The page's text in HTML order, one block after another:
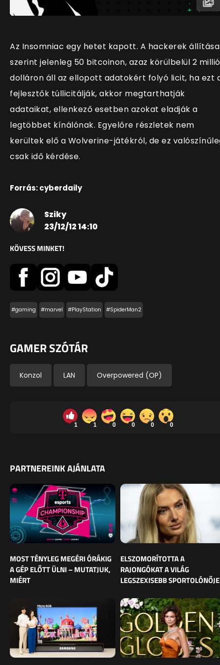
Az Insomniac egy hetet kapott. A hackerek állítása
szerint jelenleg 50 bitcoinon, azaz körülbelül 2 millió
dolláron áll az ellopott adatokért folyó licit, ha ezt
fejlesztők túllicitálják, akkor megtarthatják
adataikat, ellenkező esetben azokat eladják a
legtöbbet kínálónak. Egyelőre részletek nem
kerültek elő a Wolverine-játékról, de ez
csak idő kérdése.
Forrás: cyberdaily
Sziky
23/12/12 14:10
KÖVESS MINKET!
#gaming #marvel #PlayStation #SpiderMan2
GAMER SZÓTÁR
Konzol LAN Overpowered (OP)
1 1 0 0 0 0
PARTNEREINK AJÁNLATA
MOST TÉNYLEG MEGÉRI ÓRÁKIG
A GÉP ELŐTT ÜLNI – MUTATJUK,
MIÉRT
ELSZOMORÍTOTTA A
RAJONGÓKAT A VILÁG
LEGSZEXISEBB SPORTOLÓNŐJE